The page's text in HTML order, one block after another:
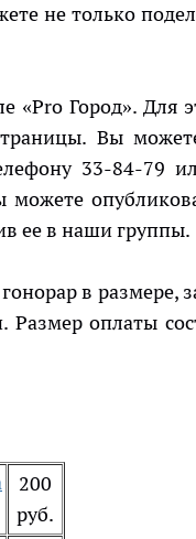
не только
«Pro Город». Для
Вы
33-84-79
ее в наши группы.
в размере,
оплаты
200
руб.